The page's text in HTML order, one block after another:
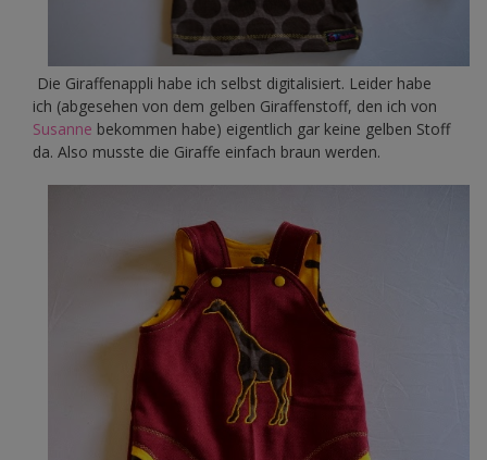
Die Giraffenappli habe ich selbst digitalisiert. Leider habe
ich (abgesehen von dem gelben Giraffenstoff, den ich von
Susanne bekommen habe) eigentlich gar keine gelben Stoff
da. Also musste die Giraffe einfach braun werden.